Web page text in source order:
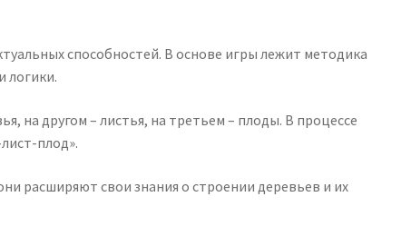
способностей. В основе игры лежит методика
логики.
на другом – листья, на третьем – плоды. В процессе
плод».
расширяют свои знания о строении деревьев и их